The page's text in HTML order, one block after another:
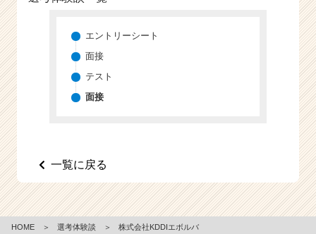
チ
r
r
エントリーシート
面接
テスト
面接
一覧に戻る
HOME ＞ 選考体験談 ＞ 株式会社KDDIエボルバ